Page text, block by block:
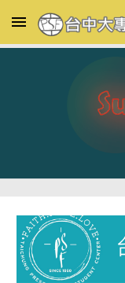
Skip to main content